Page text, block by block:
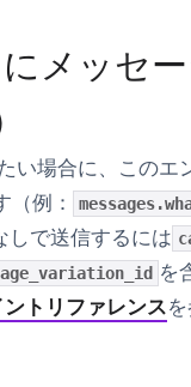
メッセ
場合に、このエ
（例：
しで送信するには
を
トリファレンス